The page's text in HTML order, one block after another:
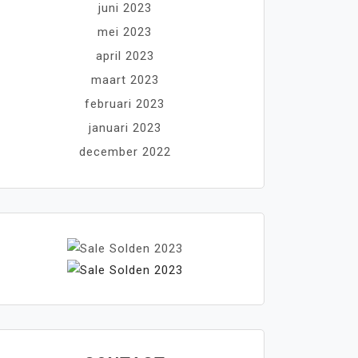
juni 2023
mei 2023
april 2023
maart 2023
februari 2023
januari 2023
december 2022